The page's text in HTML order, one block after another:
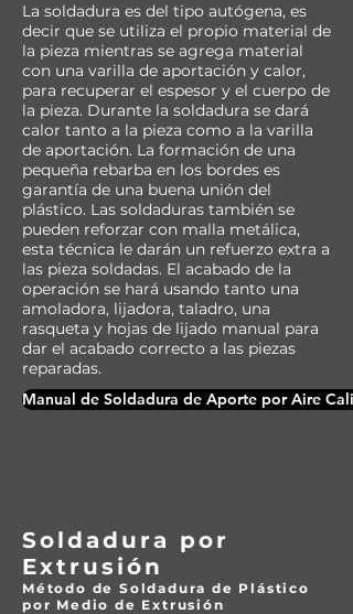
La soldadura es del tipo autógena, es
decir que se utiliza el propio material de
la pieza mientras se agrega material
con una varilla de aportación y calor,
para recuperar el espesor y el cuerpo de
la pieza. Durante la soldadura se dará
calor tanto a la pieza como a la varilla
de aportación. La formación de una
pequeña rebarba en los bordes es
garantía de una buena unión del
plástico. Las soldaduras también se
pueden reforzar con malla metálica,
esta técnica le darán un refuerzo extra a
las pieza soldadas. El acabado de la
operación se hará usando tanto una
amoladora, lijadora, taladro, una
rasqueta y hojas de lijado manual para
dar el acabado correcto a las piezas
reparadas.
Manual de Soldadura de Aporte por Aire
Soldadura por
Extrusión
Método de Soldadura de Plástico
por Medio de Extrusión